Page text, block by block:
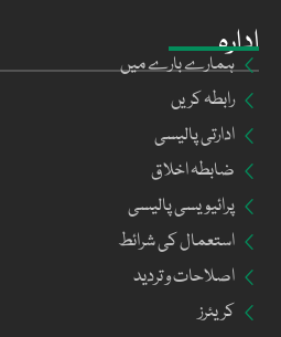
ادارہ
ہمارے بارے میں
رابطہ کریں
ادارتی پالیسی
ضابطہ اخلاق
پرائیویسی پالیسی
استعمال کی شرائط
اصلاحات و تردید
کریئرز